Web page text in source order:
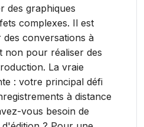
des graphiques
complexes. Il est
conversations à
non pour réaliser des
La vraie
: votre principal défi
à distance
vous besoin de